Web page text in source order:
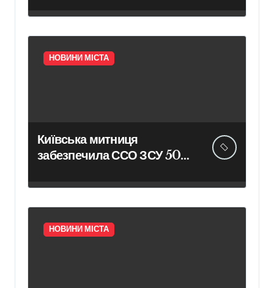
НОВИНИ МІСТА
Київська митниця
забезпечила ССО ЗСУ 50
НОВИНИ МІСТА